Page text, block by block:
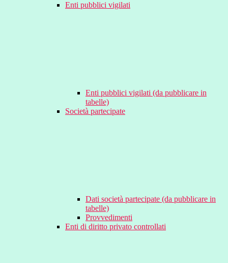
Enti pubblici vigilati
Enti pubblici vigilati (da pubblicare in
tabelle)
Società partecipate
Dati società partecipate (da pubblicare in
tabelle)
Provvedimenti
Enti di diritto privato controllati